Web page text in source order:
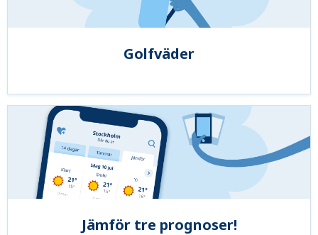
Golfväder
Jämför tre prognoser!